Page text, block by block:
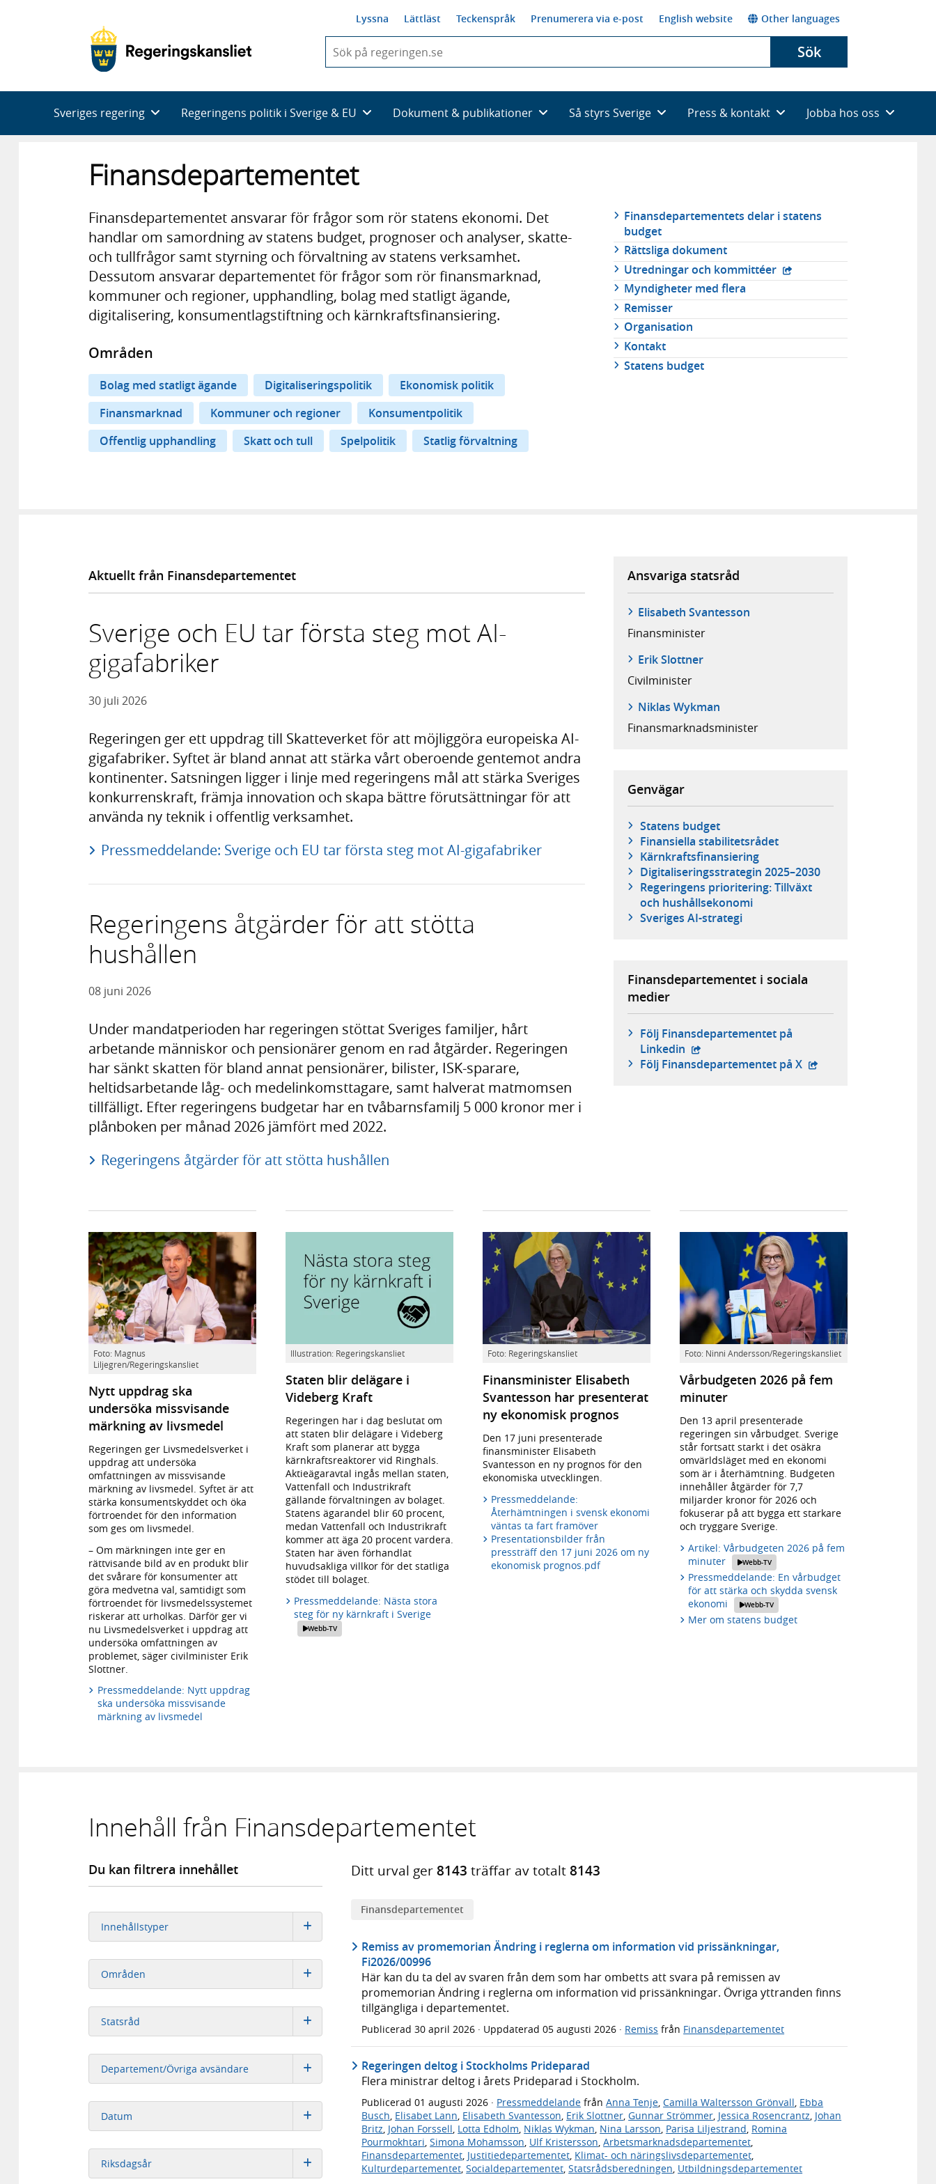
Lyssna Lättläst Teckenspråk Prenumerera via e-post English website Other languages
du
skriva
framträder
en
med
sökförslag
Sök
Sveriges regering Regeringens politik i Sverige & EU Dokument & publikationer Så styrs Sverige Press & kontakt Jobba hos oss
Finans­­departementet
Finansdepartementet ansvarar för frågor som rör statens ekonomi. Det
handlar om samordning av statens budget, prognoser och analyser, skatte-
och tullfrågor samt styrning och förvaltning av statens verksamhet.
Dessutom ansvarar departementet för frågor som rör finansmarknad,
kommuner och regioner, upphandling, bolag med statligt ägande,
digitalisering, konsumentlagstiftning och kärnkraftsfinansiering.
Områden
Bolag med statligt ägande Digitaliseringspolitik
Ekonomisk politik
Finansmarknad
Kommuner och regioner
Konsumentpolitik
Offentlig upphandling
Skatt och tull Spelpolitik Statlig förvaltning
Relaterad
navigering
Finans­departementets delar i statens
budget
Rättsliga dokument
Utredningar och kommittéer - extern webbplats,
Myndigheter med flera
Remisser
Organisation
Kontakt
Statens budget
Ansvariga statsråd
Elisabeth Svantesson
Finans­minister
Erik Slottner
Civil­minister
Niklas Wykman
Finansmarknads­minister
Genvägar
Statens budget
Finansiella stabilitetsrådet
Kärnkraftsfinansiering
Digitaliseringsstrategin 2025–2030
Regeringens prioritering: Tillväxt
och hushållsekonomi
Sveriges AI-strategi
Finansdepartementet i sociala
medier
Följ Finans­departementet på
Linkedin - extern webbplats,
Följ Finans­departementet på X - extern webbplats,
Aktuellt från Finansdepartementet
Sverige och EU tar första steg mot AI-
gigafabriker
30 juli 2026
Regeringen ger ett uppdrag till Skatteverket för att möjliggöra europeiska AI-
gigafabriker. Syftet är bland annat att stärka vårt oberoende gentemot andra
kontinenter. Satsningen ligger i linje med regeringens mål att stärka Sveriges
konkurrenskraft, främja innovation och skapa bättre förutsättningar för att
använda ny teknik i offentlig verksamhet.
Pressmeddelande: Sverige och EU tar första steg mot AI-gigafabriker
Regeringens åtgärder för att stötta
hushållen
08 juni 2026
Under mandatperioden har regeringen stöttat Sveriges familjer, hårt
arbetande människor och pensionärer genom en rad åtgärder. Regeringen
har sänkt skatten för bland annat pensionärer, bilister, ISK-sparare,
heltidsarbetande låg- och medelinkomsttagare, samt halverat matmomsen
tillfälligt. Efter regeringens budgetar har en tvåbarnsfamilj 5 000 kronor mer i
plånboken per månad 2026 jämfört med 2022.
Regeringens åtgärder för att stötta hushållen
Civilminister
Erik
under
regeringens
sommarfika
den
16
juli.
Foto: Magnus
Liljegren/Regeringskansliet
Nytt uppdrag ska
undersöka missvisande
märkning av livsmedel
Regeringen ger Livsmedelsverket i
uppdrag att undersöka
omfattningen av missvisande
märkning av livsmedel. Syftet är att
stärka konsumentskyddet och öka
förtroendet för den information
som ges om livsmedel.
– Om märkningen inte ger en
rättvisande bild av en produkt blir
det svårare för konsumenter att
göra medvetna val, samtidigt som
förtroendet för livsmedelssystemet
riskerar att urholkas. Därför ger vi
nu Livsmedelsverket i uppdrag att
undersöka omfattningen av
problemet, säger civilminister Erik
Slottner.
Pressmeddelande: Nytt uppdrag
ska undersöka missvisande
märkning av livsmedel
Illustration: Regeringskansliet
Staten blir delägare i
Videberg Kraft
Regeringen har i dag beslutat om
att staten blir delägare i Videberg
Kraft som planerar att bygga
kärnkraftsreaktorer vid Ringhals.
Aktieägaravtal ingås mellan staten,
Vattenfall och Industrikraft
gällande förvaltningen av bolaget.
Statens ägarandel blir 60 procent,
medan Vattenfall och Industrikraft
kommer att äga 20 procent vardera.
Staten har även förhandlat
huvudsakliga villkor för det statliga
stödet till bolaget.
Pressmeddelande: Nästa stora
steg för ny kärnkraft i Sverige
Webb-TV
Finansminister
Svantesson.
Foto: Regeringskansliet
Finans­minister Elisabeth
Svantesson har presenterat
ny ekonomisk prognos
Den 17 juni presenterade
finansminister Elisabeth
Svantesson en ny prognos för den
ekonomiska utvecklingen.
Pressmeddelande:
Återhämtningen i svensk ekonomi
väntas ta fart framöver
Presentationsbilder från
pressträff den 17 juni 2026 om ny
ekonomisk prognos.pdf
Finansminister
Svantesson
på
pressträff
om
vårbudgeten
2026.
Foto: Ninni Andersson/Regeringskansliet
Vårbudgeten 2026 på fem
minuter
Den 13 april presenterade
regeringen sin vårbudget. Sverige
står fortsatt starkt i det osäkra
omvärldsläget med en ekonomi
som är i återhämtning. Budgeten
innehåller åtgärder för 7,7
miljarder kronor för 2026 och
fokuserar på att bygga ett starkare
och tryggare Sverige.
Artikel: Vårbudgeten 2026 på fem
minuter
Webb-TV
Pressmeddelande: En vårbudget
för att stärka och skydda svensk
ekonomi
Webb-TV
Mer om statens budget
Innehåll från Finansdepartementet
Du kan filtrera innehållet
Innehållstyper
Områden
Statsråd
Departement/Övriga avsändare
Datum
Riksdagsår
Ditt urval ger8143 träffar av totalt8143
Finans­­departementet
Remiss av promemorian Ändring i reglerna om information vid prissänkningar,
Fi2026/00996
Här kan du ta del av svaren från dem som har ombetts att svara på remissen av
promemorian Ändring i reglerna om information vid prissänkningar. Övriga yttranden finns
tillgängliga i departementet.
Publicerad30 april 2026 · Uppdaterad05 augusti 2026 · Remiss från Finansdepartementet
Regeringen deltog i Stockholms Prideparad
Flera ministrar deltog i årets Prideparad i Stockholm.
Publicerad01 augusti 2026 · Pressmeddelande frånAnna Tenje ,Camilla Waltersson Grönvall Ebba
Busch Elisabet Lann Elisabeth Svantesson Erik Slottner ,Gunnar Strömmer Jessica Rosencrantz Johan
Britz Johan Forssell Lotta Edholm Niklas Wykman Nina Larsson Parisa Liljestrand Romina
Pourmokhtari ,Simona Mohamsson Ulf Kristersson ,Arbetsmarknadsdepartementet
Finansdepartementet Justitiedepartementet Klimat- och näringslivsdepartementet
Kulturdepartementet ,Socialdepartementet ,Statsrådsberedningen Utbildningsdepartementet